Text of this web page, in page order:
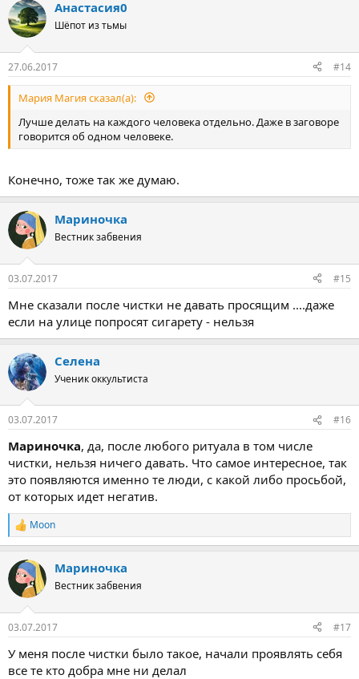
к
ц
и
Анастасия0
Шёпот из тьмы
27.06.2017 #14
Мария Магия сказал(а):
Лучше делать на каждого человека отдельно. Даже в заговоре
говорится об одном человеке.
Конечно, тоже так же думаю.
Мариночка
Вестник забвения
03.07.2017 #15
Мне сказали после чистки не давать просящим ....даже
если на улице попросят сигарету - нельзя
Селена
Ученик оккультиста
03.07.2017 #16
Мариночка, да, после любого ритуала в том числе
чистки, нельзя ничего давать. Что самое интересное, так
это появляются именно те люди, с какой либо просьбой,
от которых идет негатив.
Р
е
к
ц
и
Moon
Мариночка
Вестник забвения
03.07.2017 #17
У меня после чистки было такое, начали проявлять себя
все те кто добра мне ни делал